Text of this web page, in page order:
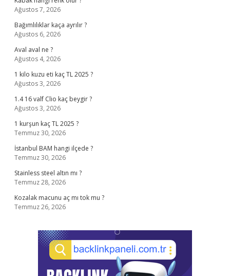
Ağustos 7, 2026
Bağımlılıklar kaça ayrılır ?
Ağustos 6, 2026
Aval aval ne ?
Ağustos 4, 2026
1 kilo kuzu eti kaç TL 2025 ?
Ağustos 3, 2026
1.4 16 valf Clio kaç beygir ?
Ağustos 3, 2026
1 kurşun kaç TL 2025 ?
Temmuz 30, 2026
İstanbul BAM hangi ilçede ?
Temmuz 30, 2026
Stainless steel altın mı ?
Temmuz 28, 2026
Kozalak macunu aç mı tok mu ?
Temmuz 26, 2026